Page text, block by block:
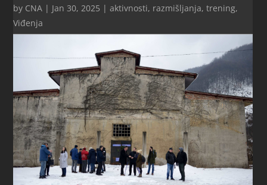
by CNA | Jan 30, 2025 |aktivnosti, razmišljanja,trening,
Viđenja